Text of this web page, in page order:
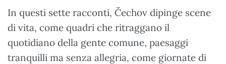
In questi sette racconti, Čechov dipinge scene
di vita, come quadri che ritraggano il
quotidiano della gente comune, paesaggi
tranquilli ma senza allegria, come giornate di